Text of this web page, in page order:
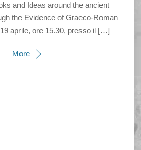
and Ideas around the ancient
the Evidence of Graeco-Roman
aprile, ore 15.30, presso il […]
More